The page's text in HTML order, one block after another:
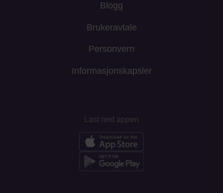
Blogg
Brukeravtale
Personvern
Informasjonskapsler
Last ned appen